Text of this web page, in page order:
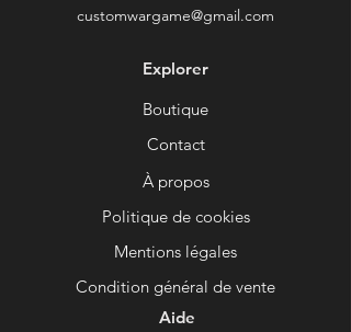
customwargame@gmail.com
Explorer
Boutique
Contact
À propos
Politique de cookies
Mentions légales
Condition général de vente
Aide